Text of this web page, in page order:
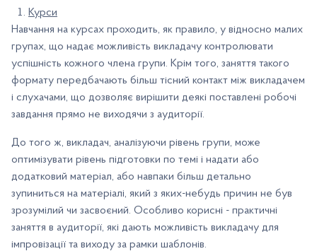
Курси
Навчання на курсах проходить, як правило, у відносно малих
групах, що надає можливість викладачу контролювати
успішність кожного члена групи. Крім того, заняття такого
формату передбачають більш тісний контакт між викладачем
і слухачами, що дозволяє вирішити деякі поставлені робочі
завдання прямо не виходячи з аудиторії.
До того ж, викладач, аналізуючи рівень групи, може
оптимізувати рівень підготовки по темі і надати або
додатковий матеріал, або навпаки більш детально
зупиниться на матеріалі, який з яких-небудь причин не був
зрозумілий чи засвоєний. Особливо корисні - практичні
заняття в аудиторії, які дають можливість викладачу для
імпровізації та виходу за рамки шаблонів.